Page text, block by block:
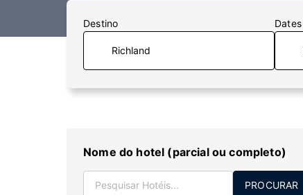
Destino Dates
Nome do hotel (parcial ou completo)
PROCURAR